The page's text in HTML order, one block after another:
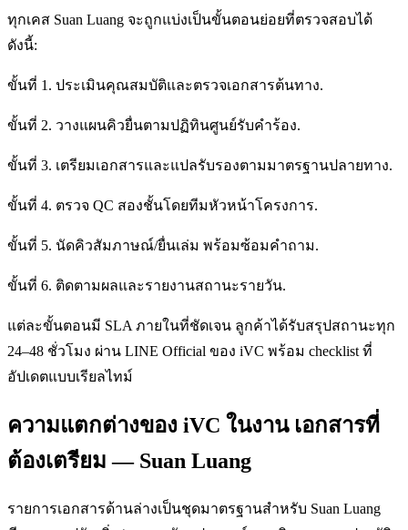
ทุกเคส Suan Luang จะถูกแบ่งเป็นขั้นตอนย่อยที่ตรวจสอบได้
ดังนี้:
ขั้นที่ 1. ประเมินคุณสมบัติและตรวจเอกสารต้นทาง.
ขั้นที่ 2. วางแผนคิวยื่นตามปฏิทินศูนย์รับคำร้อง.
ขั้นที่ 3. เตรียมเอกสารและแปลรับรองตามมาตรฐานปลายทาง.
ขั้นที่ 4. ตรวจ QC สองชั้นโดยทีมหัวหน้าโครงการ.
ขั้นที่ 5. นัดคิวสัมภาษณ์/ยื่นเล่ม พร้อมซ้อมคำถาม.
ขั้นที่ 6. ติดตามผลและรายงานสถานะรายวัน.
แต่ละขั้นตอนมี SLA ภายในที่ชัดเจน ลูกค้าได้รับสรุปสถานะทุก
24–48 ชั่วโมง ผ่าน LINE Official ของ iVC พร้อม checklist ที่
อัปเดตแบบเรียลไทม์
ความแตกต่างของ iVC ในงาน เอกสารที่
ต้องเตรียม — Suan Luang
รายการเอกสารด้านล่างเป็นชุดมาตรฐานสำหรับ Suan Luang